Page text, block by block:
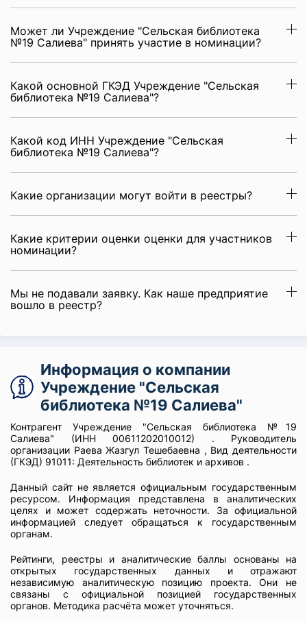
Может ли Учреждение "Сельская библиотека
№19 Салиева" принять участие в номинации?
Какой основной ГКЭД Учреждение "Сельская
библиотека №19 Салиева"?
Какой код ИНН Учреждение "Сельская
библиотека №19 Салиева"?
Какие организации могут войти в реестры?
Какие критерии оценки оценки для участников
номинации?
Мы не подавали заявку. Как наше предприятие
вошло в реестр?
Информация о компании
Учреждение "Сельская
библиотека №19 Салиева"
Контрагент Учреждение "Сельская библиотека №19
Салиева" (ИНН 00611202010012) . Руководитель
организации Раева Жазгул Тешебаевна , Вид деятельности
(ГКЭД) 91011: Деятельность библиотек и архивов .
Данный сайт не является официальным государственным
ресурсом. Информация представлена в аналитических
целях и может содержать неточности. За официальной
информацией следует обращаться к государственным
органам.
Рейтинги, реестры и аналитические баллы основаны на
открытых государственных данных и отражают
независимую аналитическую позицию проекта. Они не
связаны с официальной позицией государственных
органов. Методика расчёта может уточняться.